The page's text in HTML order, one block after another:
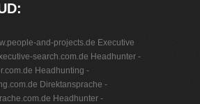
and-projects.de Executive
search.com.de Headhunter -
Headhunting -
Direktansprache -
Headhunter -